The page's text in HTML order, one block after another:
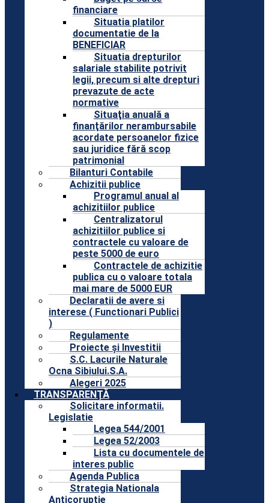
financiare
Situatia platilor
documentatie de la
BENEFICIAR
Situatia drepturilor
salariale stabilite potrivit
legii, precum si alte drepturi
prevazute de acte
normative
Situaţia anuală a
finanţărilor nerambursabile
acordate persoanelor fizice
sau juridice fără scop
patrimonial
Bilanturi Contabile
Achizitii publice
Programul anual al
achizitiilor publice
Centralizatorul
achizitiilor publice si
contractele cu valoare de
peste 5000 de euro
Contractele de achizitie
publica cu o valoare totala
mai mare de 5000 EUR
Declaratii de avere si
interese ( Functionari Publici
)
Regulamente
Proiecte și Investitii
S.C. Lacurile Naturale
Ocna Sibiului.S.A.
Alegeri 2025
TRANSPARENȚĂ
Solicitare informatii.
Legislatie
Legea 544/2001
Legea 52/2003
Lista cu documentele de
interes public
Agenda Publica
Strategia Nationala
Anticoruptie